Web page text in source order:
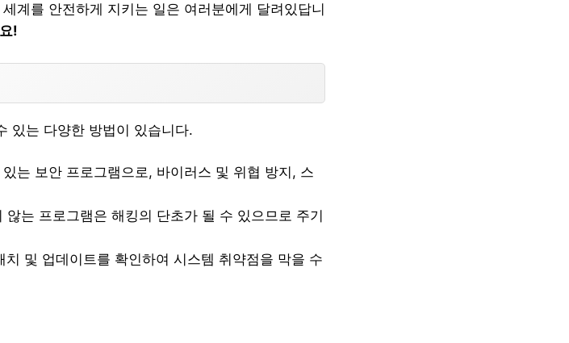
계를 안전하게 지키는 일은 여러분에게 달려있답니
!
있는 다양한 방법이 있습니다.
는 보안 프로그램으로, 바이러스 및 위협 방지, 스
않는 프로그램은 해킹의 단초가 될 수 있으므로 주기
치 및 업데이트를 확인하여 시스템 취약점을 막을 수